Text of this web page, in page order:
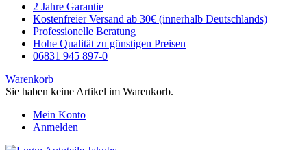
2 Jahre Garantie
Kostenfreier Versand ab 30€ (innerhalb Deutschlands)
Professionelle Beratung
Hohe Qualität zu günstigen Preisen
06831 945 897-0
Warenkorb
Sie haben keine Artikel im Warenkorb.
Mein Konto
Anmelden